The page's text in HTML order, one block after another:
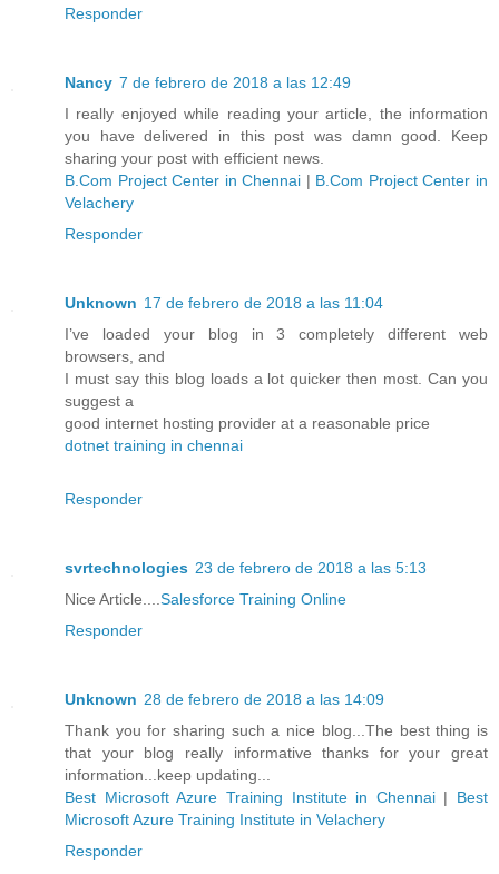
Responder
Nancy 7 de febrero de 2018 a las 12:49
I really enjoyed while reading your article, the information
you have delivered in this post was damn good. Keep
sharing your post with efficient news.
B.Com Project Center in Chennai | B.Com Project Center in
Velachery
Responder
Unknown 17 de febrero de 2018 a las 11:04
I’ve loaded your blog in 3 completely different web
browsers, and
I must say this blog loads a lot quicker then most. Can you
suggest a
good internet hosting provider at a reasonable price
dotnet training in chennai
Responder
svrtechnologies 23 de febrero de 2018 a las 5:13
Nice Article.... Salesforce Training Online
Responder
Unknown 28 de febrero de 2018 a las 14:09
Thank you for sharing such a nice blog...The best thing is
that your blog really informative thanks for your great
information...keep updating...
Best Microsoft Azure Training Institute in Chennai | Best
Microsoft Azure Training Institute in Velachery
Responder